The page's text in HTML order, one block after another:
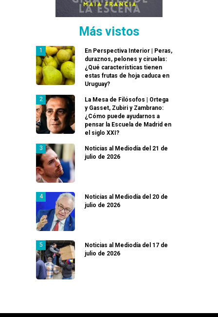
Más vistos
En Perspectiva Interior | Peras,
duraznos, pelones y ciruelas:
¿Qué características tienen
estas frutas de hoja caduca en
Uruguay?
La Mesa de Filósofos | Ortega
y Gasset, Zubiri y Zambrano:
¿Cómo puede ayudarnos a
pensar la Escuela de Madrid en
el siglo XXI?
Noticias al Mediodía del 21 de
julio de 2026
Noticias al Mediodía del 20 de
julio de 2026
Noticias al Mediodía del 17 de
julio de 2026